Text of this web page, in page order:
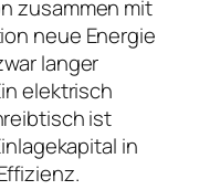
zusammen mit
neue Energie
langer
elektrisch
ist
in